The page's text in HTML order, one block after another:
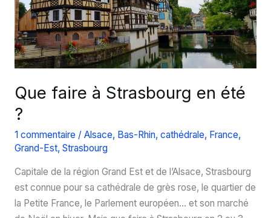
Que faire à Strasbourg en été
?
1 commentaire / Alsace, Bas-Rhin, cathédrale, France,
Grand-Est, Strasbourg
Capitale de la région Grand Est et de l’Alsace, Strasbourg
est connue pour sa cathédrale de grès rose, le quartier de
la Petite France, le Parlement européen… et son marché